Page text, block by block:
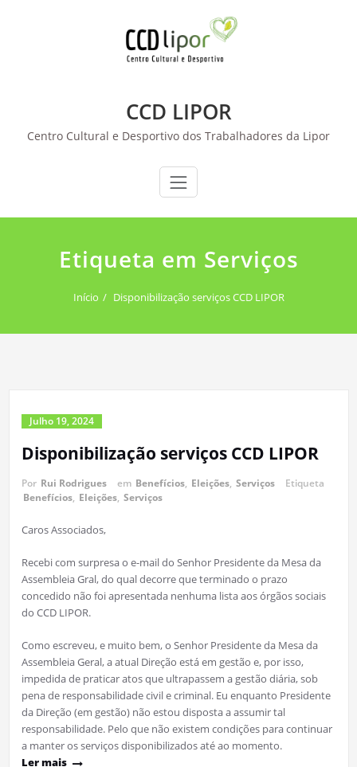
CCD LIPOR
Centro Cultural e Desportivo dos Trabalhadores da Lipor
Etiqueta em Serviços
Início Disponibilização serviços CCD LIPOR
Julho 19, 2024
Disponibilização serviços CCD LIPOR
Por Rui Rodrigues em Benefícios, Eleições, Serviços
Etiqueta
Benefícios, Eleições, Serviços
Caros Associados,
Recebi com surpresa o e-mail do Senhor Presidente da Mesa da
Assembleia Gral, do qual decorre que terminado o prazo
concedido não foi apresentada nenhuma lista aos órgãos sociais
do CCD LIPOR.
Como escreveu, e muito bem, o Senhor Presidente da Mesa da
Assembleia Geral, a atual Direção está em gestão e, por isso,
impedida de praticar atos que ultrapassem a gestão diária, sob
pena de responsabilidade civil e criminal. Eu enquanto Presidente
da Direção (em gestão) não estou disposta a assumir tal
responsabilidade. Pelo que não existem condições para continuar
a manter os serviços disponibilizados até ao momento.
Ler mais